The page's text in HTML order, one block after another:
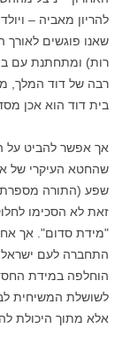
להריון מאביה –
שאנו פוגשים
רות) ומתחתנת עם
רבה של דוד המלך,
בית דוד הוא אכן
אך אפשר להביט על
שהחטא העיקרי של
שפע (התורה מספרת
זאת לא הסכימו
"מידת סדום". אך
התחברה לעם ישראל
הוחלפה במידת
לשושלת המשיחית
אלא מתוך היכולת